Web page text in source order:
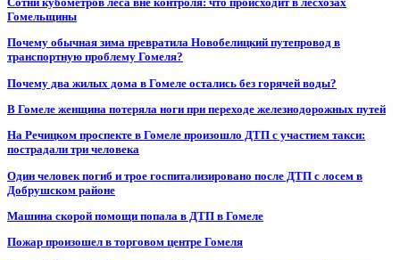
Гомельщины
Почему обычная зима превратила Новобелицкий путепровод в
транспортную проблему Гомеля?
Почему два жилых дома в Гомеле остались без горячей воды?
В Гомеле женщина потеряла ноги при переходе железнодорожных путей
На Речицком проспекте в Гомеле произошло ДТП с участием такси:
пострадали три человека
Один человек погиб и трое госпитализировано после ДТП с лосем в
Добрушском районе
Машина скорой помощи попала в ДТП в Гомеле
Пожар произошел в торговом центре Гомеля